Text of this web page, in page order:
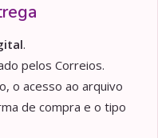
.
pelos Correios.
o acesso ao arquivo
de compra e o tipo